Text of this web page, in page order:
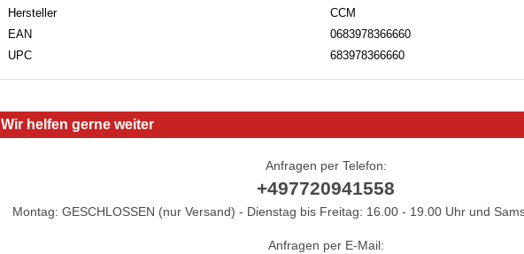
Hersteller
CCM
EAN
0683978366660
UPC
683978366660
Wir helfen gerne weiter
Anfragen per Telefon:
+497720941558
Montag: GESCHLOSSEN (nur Versand) - Dienstag bis Freitag: 16.00 - 19.00 Uhr und
Anfragen per E-Mail: